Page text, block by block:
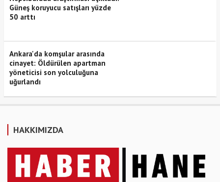
Güneş koruyucu satışları yüzde
50 arttı
Ankara'da komşular arasında
cinayet: Öldürülen apartman
yöneticisi son yolculuğuna
uğurlandı
HAKKIMIZDA